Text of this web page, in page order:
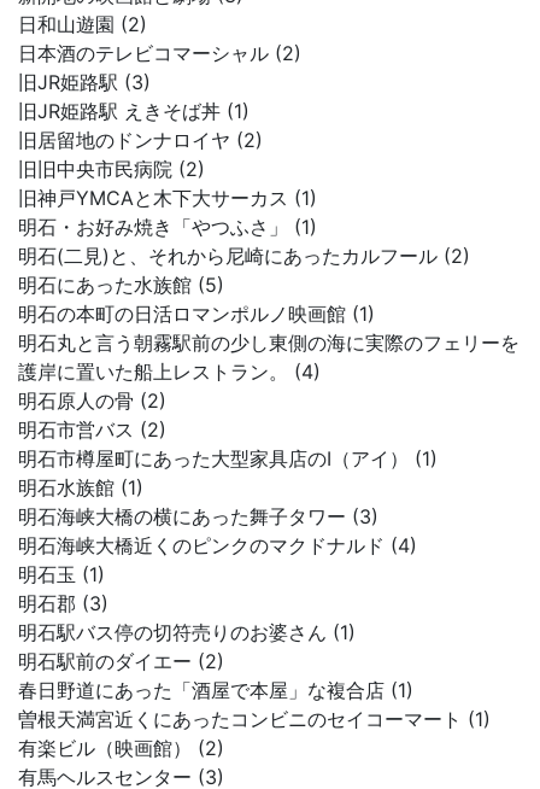
日和山遊園 (2)
日本酒のテレビコマーシャル (2)
旧JR姫路駅 (3)
旧JR姫路駅 えきそば丼 (1)
旧居留地のドンナロイヤ (2)
旧旧中央市民病院 (2)
旧神戸YMCAと木下大サーカス (1)
明石・お好み焼き「やつふさ」 (1)
明石(二見)と、それから尼崎にあったカルフール (2)
明石にあった水族館 (5)
明石の本町の日活ロマンポルノ映画館 (1)
明石丸と言う朝霧駅前の少し東側の海に実際のフェリーを
護岸に置いた船上レストラン。 (4)
明石原人の骨 (2)
明石市営バス (2)
明石市樽屋町にあった大型家具店のI（アイ） (1)
明石水族館 (1)
明石海峡大橋の横にあった舞子タワー (3)
明石海峡大橋近くのピンクのマクドナルド (4)
明石玉 (1)
明石郡 (3)
明石駅バス停の切符売りのお婆さん (1)
明石駅前のダイエー (2)
春日野道にあった「酒屋で本屋」な複合店 (1)
曽根天満宮近くにあったコンビニのセイコーマート (1)
有楽ビル（映画館） (2)
有馬ヘルスセンター (3)